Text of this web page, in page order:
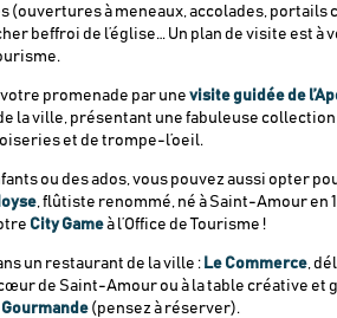
(ouvertures à meneaux, accolades, portails
beffroi de l’église… Un plan de visite est à
promenade par une visite guidée de
la ville, présentant une fabuleuse
et de trompe-l’oeil.
ou des ados, vous pouvez aussi opter
, flûtiste renommé, né à Saint-Amour en
City Gameà l’Office de Tourisme !
un restaurant de la ville : Le Commerce,
de Saint-Amour ou à la table créative et
Gourmande(pensez à réserver).